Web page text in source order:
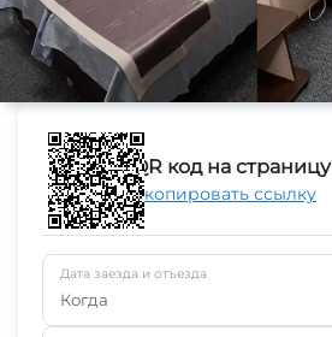
QR код на страницу
Скопировать ссылку
Дата заезда и отъезда
Когда